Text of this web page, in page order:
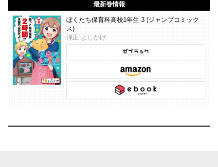
最新巻情報
ぼくたち保育科高校1年生 3 (ジャンプコミック
ス)
弾正 よしかげ